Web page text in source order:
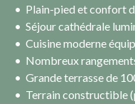
Plain-pied et confort
Séjour cathédrale
Cuisine moderne
Nombreux
Grande terrasse de
Terrain constructible